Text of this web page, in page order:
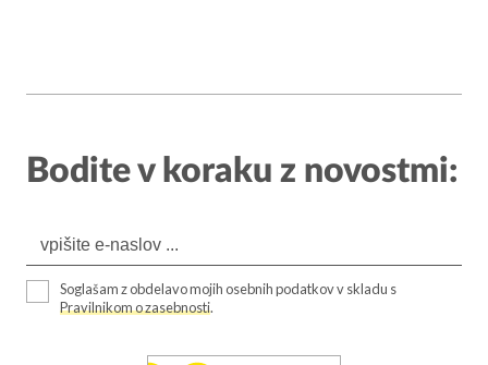
Bodite v koraku z novostmi:
Soglašam z obdelavo mojih osebnih podatkov v skladu s
Pravilnikom o zasebnosti.